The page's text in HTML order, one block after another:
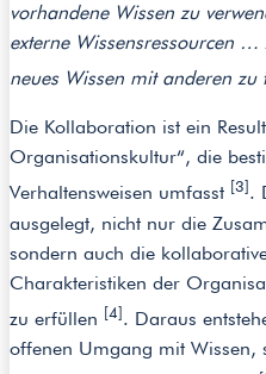
vorhandene Wissen zu
externe Wissensressourcen
neues Wissen mit anderen zu
Die Kollaboration ist ein
Organisationskultur“, die
Verhaltensweisen umfasst [3].
ausgelegt, nicht nur die
sondern auch die
Charakteristiken der
zu erfüllen [4]. Daraus
offenen Umgang mit Wissen,